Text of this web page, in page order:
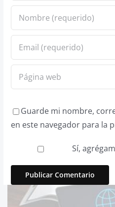
Guarde mi nombre,
en este navegador para la
Sí,